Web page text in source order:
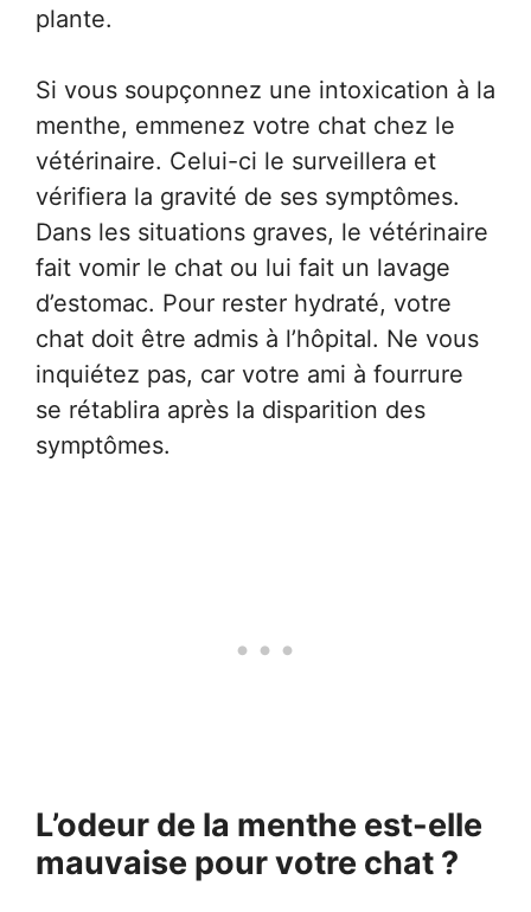
plante.
Si vous soupçonnez une intoxication à la
menthe, emmenez votre chat chez le
vétérinaire. Celui-ci le surveillera et
vérifiera la gravité de ses symptômes.
Dans les situations graves, le vétérinaire
fait vomir le chat ou lui fait un lavage
d’estomac. Pour rester hydraté, votre
chat doit être admis à l’hôpital. Ne vous
inquiétez pas, car votre ami à fourrure
se rétablira après la disparition des
symptômes.
L’odeur de la menthe est-elle
mauvaise pour votre chat ?